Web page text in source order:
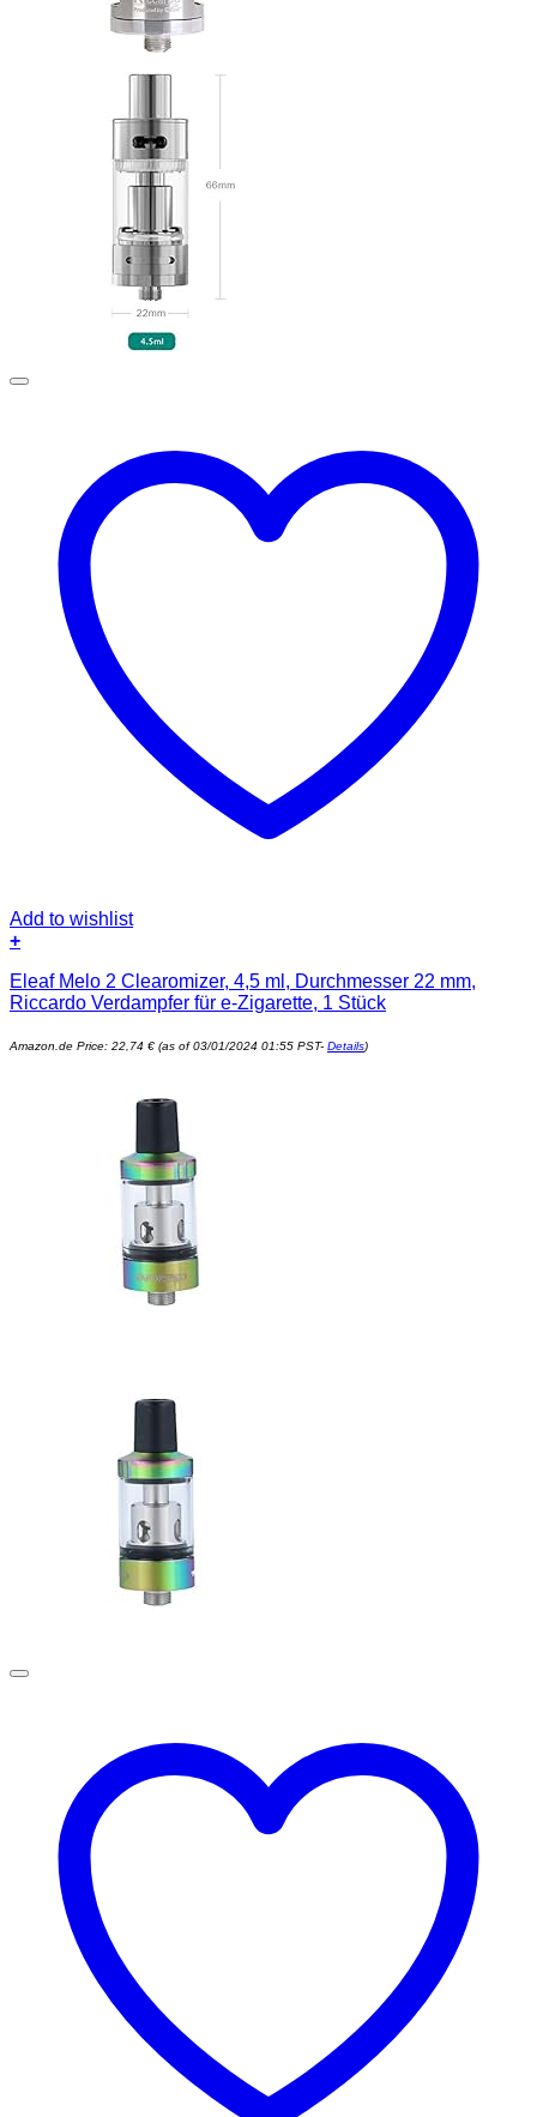
Add to wishlist
+
Eleaf Melo 2 Clearomizer, 4,5 ml, Durchmesser 22 mm,
Riccardo Verdampfer für e-Zigarette, 1 Stück
Amazon.de Price: 22,74 € (as of 03/01/2024 01:55 PST- Details)